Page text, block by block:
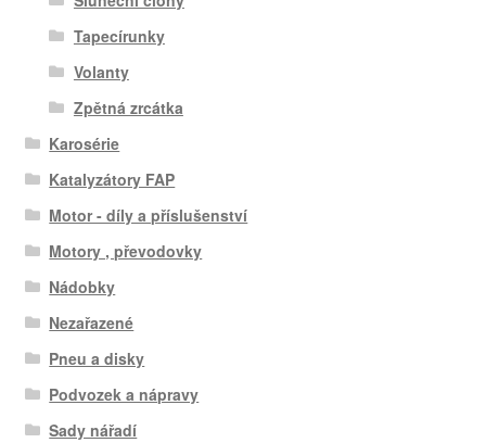
Tapecírunky
Volanty
Zpětná zrcátka
Karosérie
Katalyzátory FAP
Motor - díly a příslušenství
Motory , převodovky
Nádobky
Nezařazené
Pneu a disky
Podvozek a nápravy
Sady nářadí